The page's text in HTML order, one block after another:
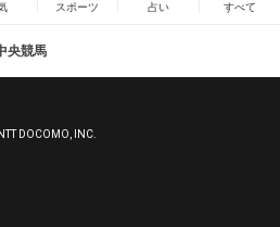
スポーツ 占い すべて
央競馬
DOCOMO, INC.